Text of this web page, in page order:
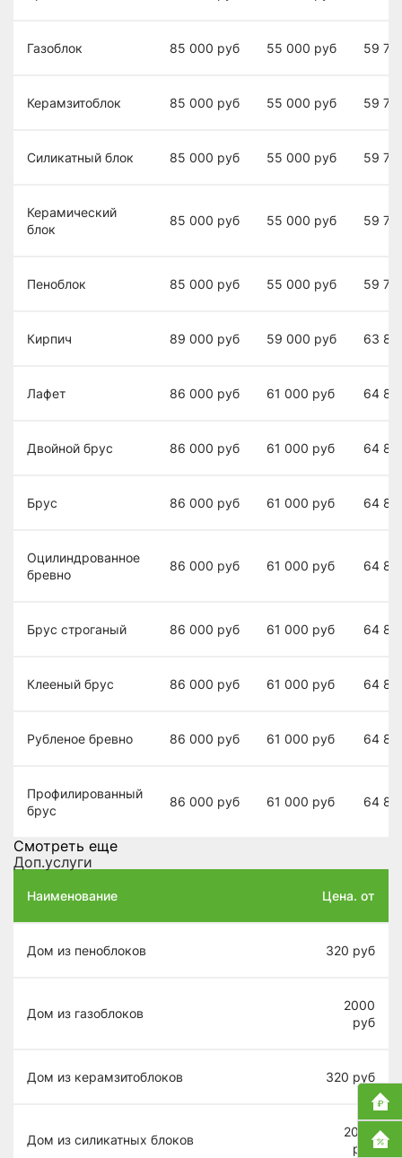
Газоблок 85 000 руб 55 000 руб 59
Керамзитоблок 85 000 руб 55 000 руб 59
Силикатный блок 85 000 руб 55 000 руб 59
Керамический
блок
85 000 руб 55 000 руб 59
Пеноблок 85 000 руб 55 000 руб 59
Кирпич 89 000 руб 59 000 руб 63
Лафет 86 000 руб 61 000 руб 64
Двойной брус 86 000 руб 61 000 руб 64
Брус 86 000 руб 61 000 руб 64
Оцилиндрованное
бревно
86 000 руб 61 000 руб 64
Брус строганый 86 000 руб 61 000 руб 64
Клееный брус 86 000 руб 61 000 руб 64
Рубленое бревно 86 000 руб 61 000 руб 64
Профилированный
брус
86 000 руб 61 000 руб 64
Смотреть еще
Доп.услуги
Наименование Цена. от
Дом из пеноблоков 320 руб
Дом из газоблоков
2000
руб
Дом из керамзитоблоков 320 руб
Дом из силикатных блоков
2000
руб